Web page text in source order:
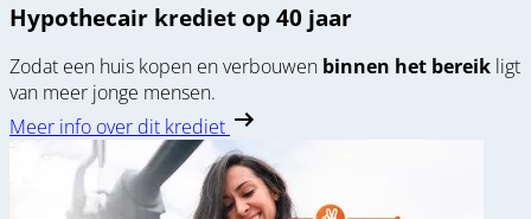
Hypothecair krediet op 40 jaar
Zodat een huis kopen en verbouwen binnen het bereik ligt
van meer jonge mensen.
Meer info over dit krediet